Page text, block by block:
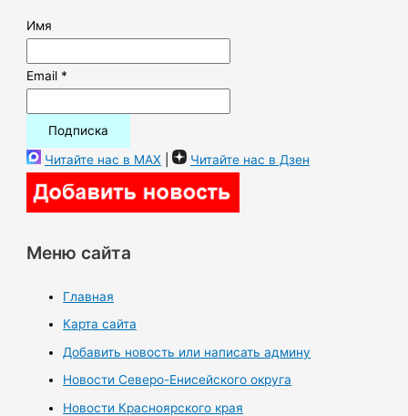
Имя
Email *
Читайте нас в MAX | Читайте нас в Дзен
Меню сайта
Главная
Карта сайта
Добавить новость или написать админу
Новости Северо-Енисейского округа
Новости Красноярского края